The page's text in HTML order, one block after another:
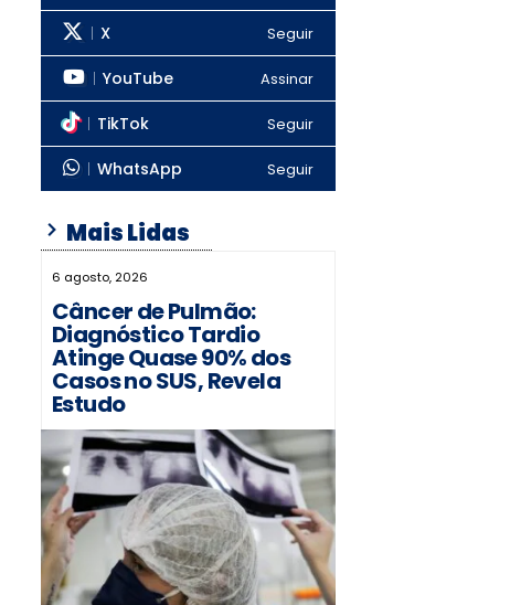
X Seguir
YouTube Assinar
TikTok Seguir
WhatsApp Seguir
Mais Lidas
6 agosto, 2026
Câncer de Pulmão:
Diagnóstico Tardio
Atinge Quase 90% dos
Casos no SUS, Revela
Estudo